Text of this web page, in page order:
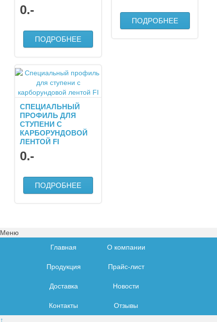
0.-
ПОДРОБНЕЕ
ПОДРОБНЕЕ
СПЕЦИАЛЬНЫЙ
ПРОФИЛЬ ДЛЯ
СТУПЕНИ C
КАРБОРУНДОВОЙ
ЛЕНТОЙ FI
0.-
ПОДРОБНЕЕ
Меню
Главная
О компании
Продукция Прайс-лист
Доставка Новости
Контакты
Отзывы
↑